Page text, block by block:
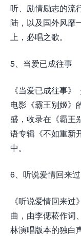
听、励情励志的流
陆，以及国外风靡
上，必唱之歌。
5、当爱已成往事
《当爱已成往事
电影《霸王别姬》
盛，收录在《霸王
语专辑《不如重新
中。
6、听说爱情回来过
《听说爱情回来
曲，由李偲菘作词
林演唱版本的独白